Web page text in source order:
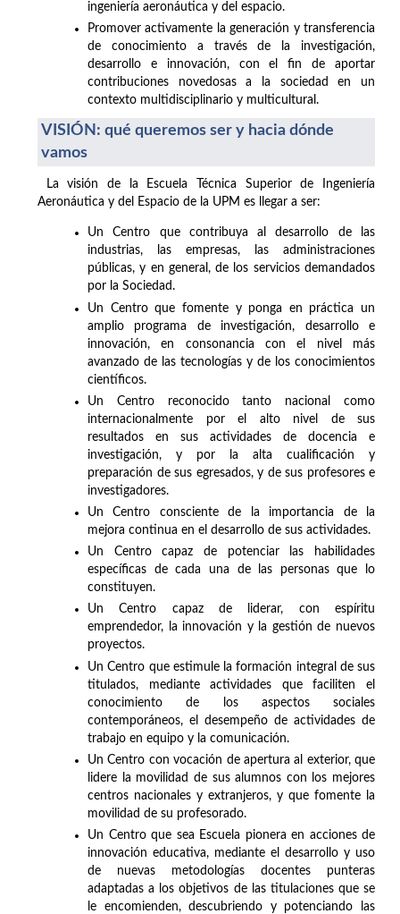
ingeniería aeronáutica y del espacio.
Promover activamente la generación y transferencia
de conocimiento a través de la investigación,
desarrollo e innovación, con el fin de aportar
contribuciones novedosas a la sociedad en un
contexto multidisciplinario y multicultural.
VISIÓN: qué queremos ser y hacia dónde
vamos
La visión de la Escuela Técnica Superior de Ingeniería
Aeronáutica y del Espacio de la UPM es llegar a ser:
Un Centro que contribuya al desarrollo de las
industrias, las empresas, las administraciones
públicas, y en general, de los servicios demandados
por la Sociedad.
Un Centro que fomente y ponga en práctica un
amplio programa de investigación, desarrollo e
innovación, en consonancia con el nivel más
avanzado de las tecnologías y de los conocimientos
científicos.
Un Centro reconocido tanto nacional como
internacionalmente por el alto nivel de sus
resultados en sus actividades de docencia e
investigación, y por la alta cualificación y
preparación de sus egresados, y de sus profesores e
investigadores.
Un Centro consciente de la importancia de la
mejora continua en el desarrollo de sus actividades.
Un Centro capaz de potenciar las habilidades
específicas de cada una de las personas que lo
constituyen.
Un Centro capaz de liderar, con espíritu
emprendedor, la innovación y la gestión de nuevos
proyectos.
Un Centro que estimule la formación integral de sus
titulados, mediante actividades que faciliten el
conocimiento de los aspectos sociales
contemporáneos, el desempeño de actividades de
trabajo en equipo y la comunicación.
Un Centro con vocación de apertura al exterior, que
lidere la movilidad de sus alumnos con los mejores
centros nacionales y extranjeros, y que fomente la
movilidad de su profesorado.
Un Centro que sea Escuela pionera en acciones de
innovación educativa, mediante el desarrollo y uso
de nuevas metodologías docentes punteras
adaptadas a los objetivos de las titulaciones que se
le encomienden, descubriendo y potenciando las